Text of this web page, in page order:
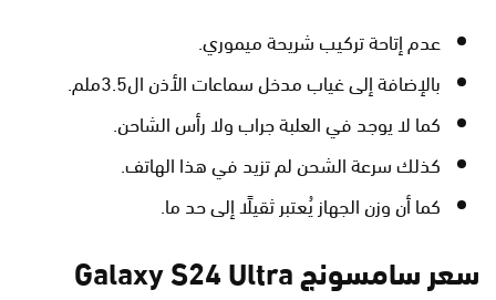
عدم إتاحة تركيب شريحة ميموري.
بالإضافة إلى غياب مدخل سماعات الأذن ال3.5ملم.
كما لا يوجد في العلبة جراب ولا رأس الشاحن.
كذلك سرعة الشحن لم تزيد في هذا الهاتف.
كما أن وزن الجهاز يُعتبر ثقيلًا إلى حد ما.
سعر سامسونج Galaxy S24 Ultra